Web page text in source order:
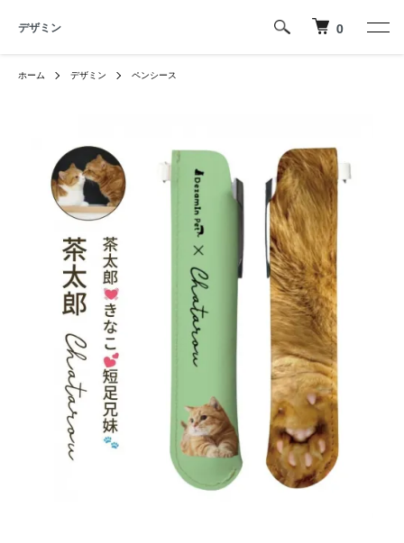
デザミン 0
ホーム デザミン ペンシース